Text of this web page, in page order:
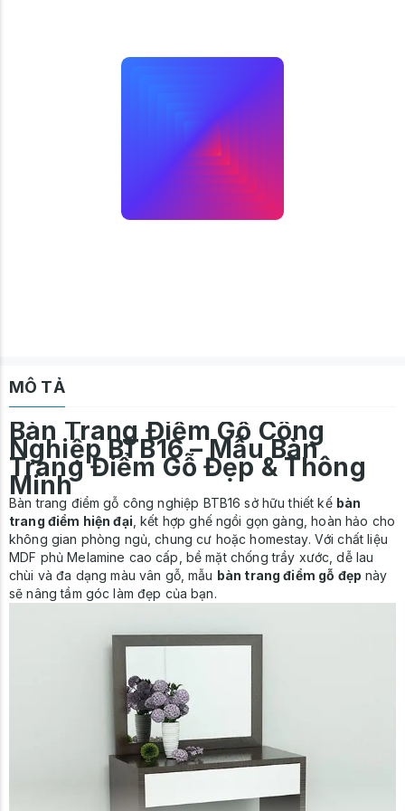
MÔ TẢ
Bàn Trang Điểm Gỗ Công
Nghiệp BTB16 – Mẫu Bàn
Trang Điểm Gỗ Đẹp & Thông
Minh
Bàn trang điểm gỗ công nghiệp BTB16 sở hữu thiết kế bàn
trang điểm hiện đại , kết hợp ghế ngồi gọn gàng, hoàn hảo cho
không gian phòng ngủ, chung cư hoặc homestay. Với chất liệu
MDF phủ Melamine cao cấp, bề mặt chống trầy xước, dễ lau
chùi và đa dạng màu vân gỗ, mẫu bàn trang điểm gỗ đẹp này
sẽ nâng tầm góc làm đẹp của bạn.